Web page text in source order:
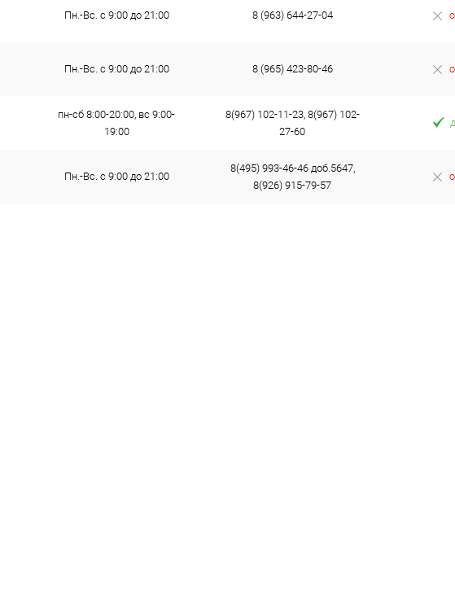
Пн.-Вс. с 9:00 до 21:00 8 (963) 644-27-04
Пн.-Вс. с 9:00 до 21:00 8 (965) 423-80-46
пн-сб 8:00-20:00, вс 9:00-
19:00
8(967) 102-11-23, 8(967) 102-
27-60
Пн.-Вс. с 9:00 до 21:00
8(495) 993-46-46 доб.5647,
8(926) 915-79-57